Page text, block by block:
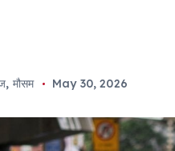
, मौसम May 30, 2026